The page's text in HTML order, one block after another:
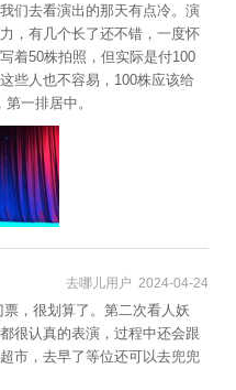
们去看演出的那天有点冷。演
，有几个长了还不错，一度怀
着50株拍照，但实际是付100
些人也不容易，100株应该给
一排居中。
去哪儿用户 2024-04-24
，很划算了。第二次看人妖
很认真的表演，过程中还会跟
市，去早了等位还可以去兜兜